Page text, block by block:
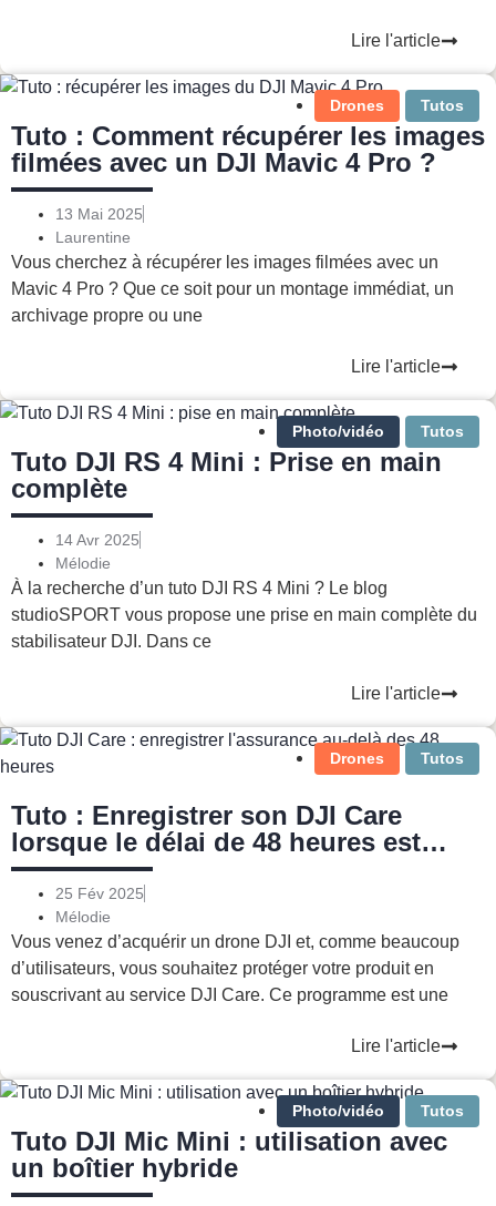
Lire l'article
Drones Tutos
Tuto : Comment récupérer les images
filmées avec un DJI Mavic 4 Pro ?
13 Mai 2025
Laurentine
Vous cherchez à récupérer les images filmées avec un
Mavic 4 Pro ? Que ce soit pour un montage immédiat, un
archivage propre ou une
Lire l'article
Photo/vidéo Tutos
Tuto DJI RS 4 Mini : Prise en main
complète
14 Avr 2025
Mélodie
À la recherche d’un tuto DJI RS 4 Mini ? Le blog
studioSPORT vous propose une prise en main complète du
stabilisateur DJI. Dans ce
Lire l'article
Drones Tutos
Tuto : Enregistrer son DJI Care
lorsque le délai de 48 heures est
dépassé
25 Fév 2025
Mélodie
Vous venez d’acquérir un drone DJI et, comme beaucoup
d’utilisateurs, vous souhaitez protéger votre produit en
souscrivant au service DJI Care. Ce programme est une
Lire l'article
Photo/vidéo Tutos
Tuto DJI Mic Mini : utilisation avec
un boîtier hybride